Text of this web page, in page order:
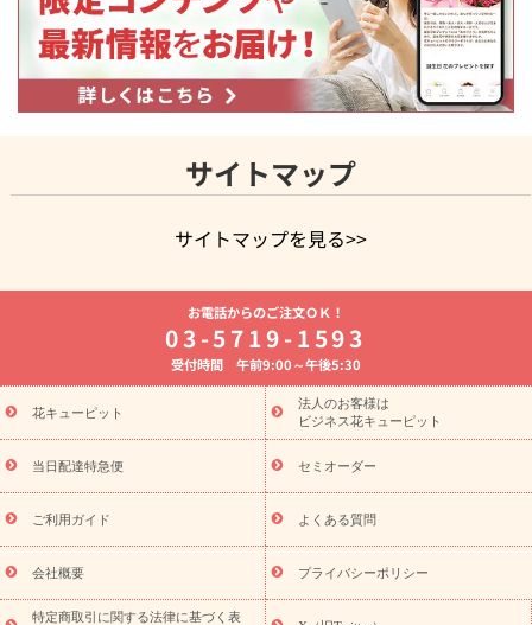
サイトマップ
サイトマップを見る>>
よく贈られる花
お祝いの花特集
誕生日フラワーギフト特集
8月の誕生花(トルコキキョウ)
開店・開業祝い
お供え・お悔やみ お供え・お悔やみの花
通夜・葬儀に贈る花 胡蝶蘭・花鉢
ーブドフラワー
季節のイベント
ひまわり ギフト・プレゼント
特集
お盆 花（新盆・初盆） 季節のイベント
お盆 花（新
盆・初盆）
お盆 花（新盆・初盆）
お盆・お供え 花とセットギ
フト
お盆・お供え プリザーブドフラワー
ひまわり ギフト・プ
レゼント特集
夏の花贈り・お中元・暑中見舞い 花のギフト特集
敬老の日におくる花ギフト・プレゼント特集
花ギフト・プレゼント特集
敬老の日 花のおすすめランキング
敬
老の日 花鉢植えのギフト・プレゼント特集
敬老の日 花とセットギ
フト・プレゼント特集
敬老の日の花 全てのギフト一覧
キャン
ペーン
映画『ウォーターガーディアンズ』コラボキャンペーン
お電話からのご注文ＯＫ！
03-5719-1593
受付時間 午前9:00～午後5:30
花キューピット
法人のお客様は
ビジネス花キューピット
当日配達特急便 セミオーダー
ご利用ガイド よくある質問
会社概要 プライバシーポリシー
特定商取引に関する法律に基づく表